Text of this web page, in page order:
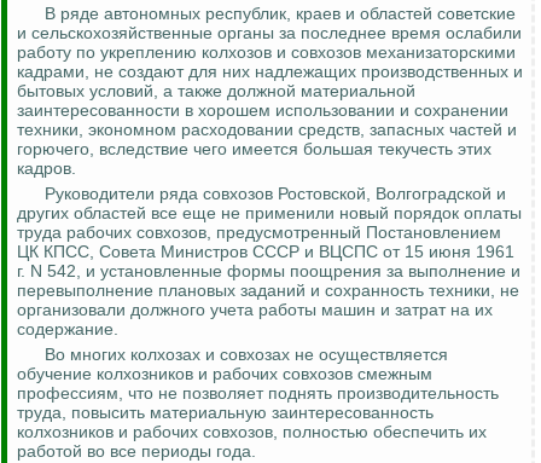
В ряде автономных республик, краев и областей советские
и сельскохозяйственные органы за последнее время ослабили
работу по укреплению колхозов и совхозов механизаторскими
кадрами, не создают для них надлежащих производственных и
бытовых условий, а также должной материальной
заинтересованности в хорошем использовании и сохранении
техники, экономном расходовании средств, запасных частей и
горючего, вследствие чего имеется большая текучесть этих
кадров.
Руководители ряда совхозов Ростовской, Волгоградской и
других областей все еще не применили новый порядок оплаты
труда рабочих совхозов, предусмотренный Постановлением
ЦК КПСС, Совета Министров СССР и ВЦСПС от 15 июня 1961
г. N 542, и установленные формы поощрения за выполнение и
перевыполнение плановых заданий и сохранность техники, не
организовали должного учета работы машин и затрат на их
содержание.
Во многих колхозах и совхозах не осуществляется
обучение колхозников и рабочих совхозов смежным
профессиям, что не позволяет поднять производительность
труда, повысить материальную заинтересованность
колхозников и рабочих совхозов, полностью обеспечить их
работой во все периоды года.